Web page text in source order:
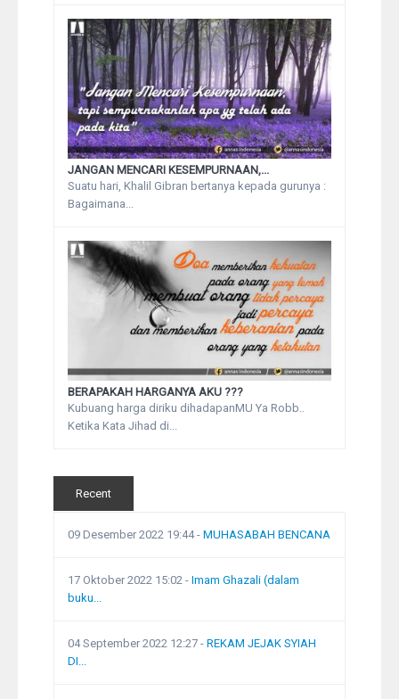
JANGAN MENCARI KESEMPURNAAN,...
Suatu hari, Khalil Gibran bertanya kepada gurunya :
Bagaimana...
BERAPAKAH HARGANYA AKU ???
Kubuang harga diriku dihadapanMU Ya Robb..
Ketika Kata Jihad di...
Recent
09 Desember 2022 19:44- MUHASABAH BENCANA
17 Oktober 2022 15:02 - Imam Ghazali (dalam
buku...
04 September 2022 12:27 - REKAM JEJAK SYIAH
DI...